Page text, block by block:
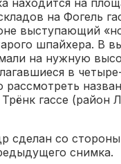
находится на
на Фогель
выступающий
шпайхера. В
на нужную
в
рассмотреть
гассе (район
сделан со
снимка.